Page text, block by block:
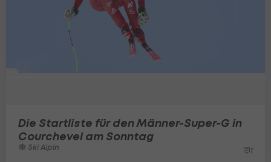
Die Startliste für den Männer-Super-G in
Courchevel am Sonntag
Ski Alpin 1